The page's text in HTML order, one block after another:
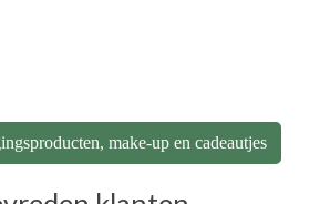
make-up en cadeautjes